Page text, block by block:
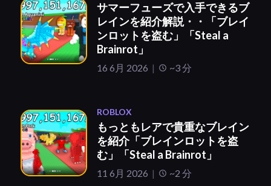
サマーフューズで入手できるブ
レインを紹介解説・・「ブレイ
ンロットを盗む」「Steal a
Brainrot」
16 6月 2026 ~3 分
ROBLOX
もっともレアで貴重なブレイン
を紹介「ブレインロットを盗
む」「Steal a Brainrot」
11 6月 2026 ~2 分